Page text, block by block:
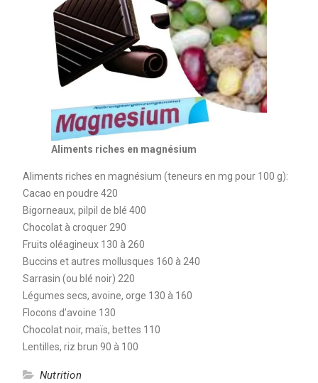
Aliments riches en magnésium
Aliments riches en magnésium (teneurs en mg pour 100 g):
Cacao en poudre 420
Bigorneaux, pilpil de blé 400
Chocolat à croquer 290
Fruits oléagineux 130 à 260
Buccins et autres mollusques 160 à 240
Sarrasin (ou blé noir) 220
Légumes secs, avoine, orge 130 à 160
Flocons d’avoine 130
Chocolat noir, maïs, bettes 110
Lentilles, riz brun 90 à 100
Nutrition